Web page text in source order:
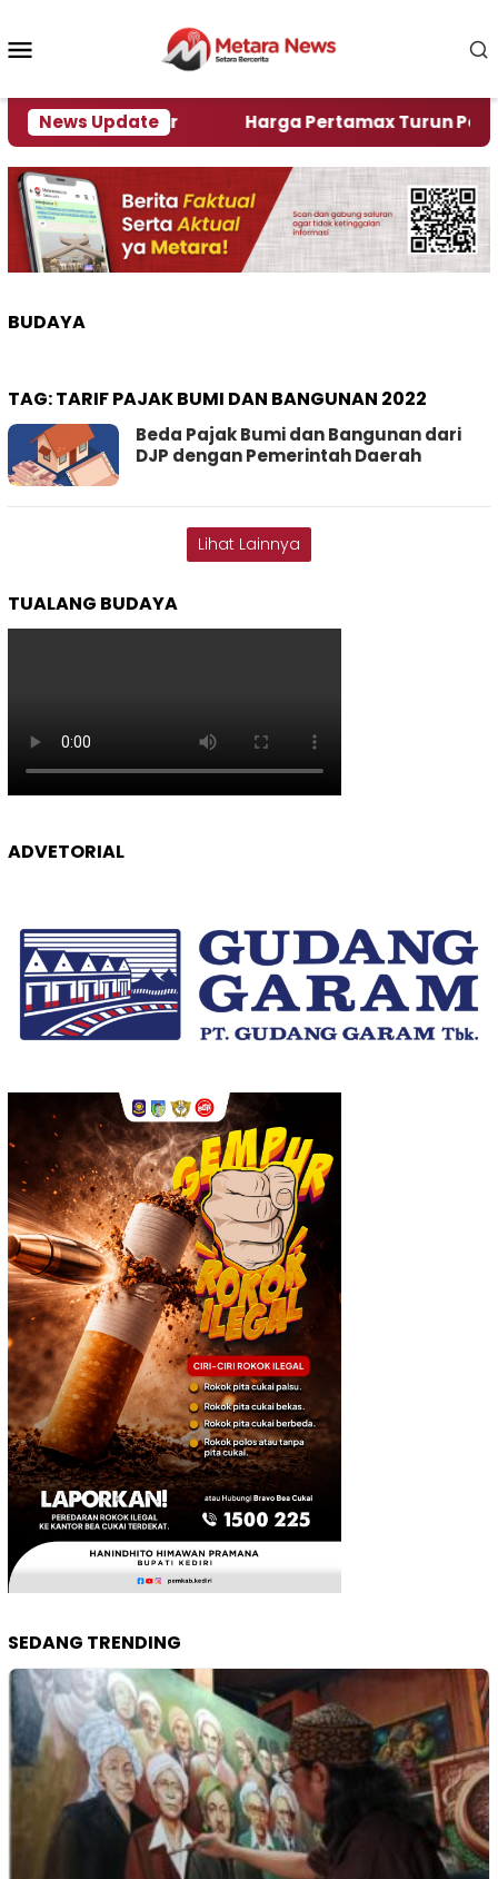
konten
News Update
Alami Krisi Air Harga Pertamax Turun Per Hari
BUDAYA
TAG:TARIF PAJAK BUMI DAN BANGUNAN 2022
Beda Pajak Bumi dan Bangunan dari
DJP dengan Pemerintah Daerah
Lihat Lainnya
TUALANG BUDAYA
ADVETORIAL
SEDANG TRENDING